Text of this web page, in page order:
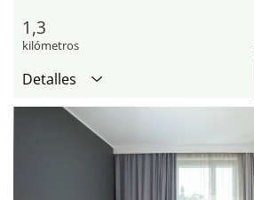
1,3
kilómetros
Detalles